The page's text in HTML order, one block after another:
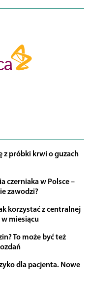
z próbki krwi o guzach
czerniaka w Polsce –
zawodzi?
korzystać z centralnej
miesiącu
To może być też
dla pacjenta. Nowe